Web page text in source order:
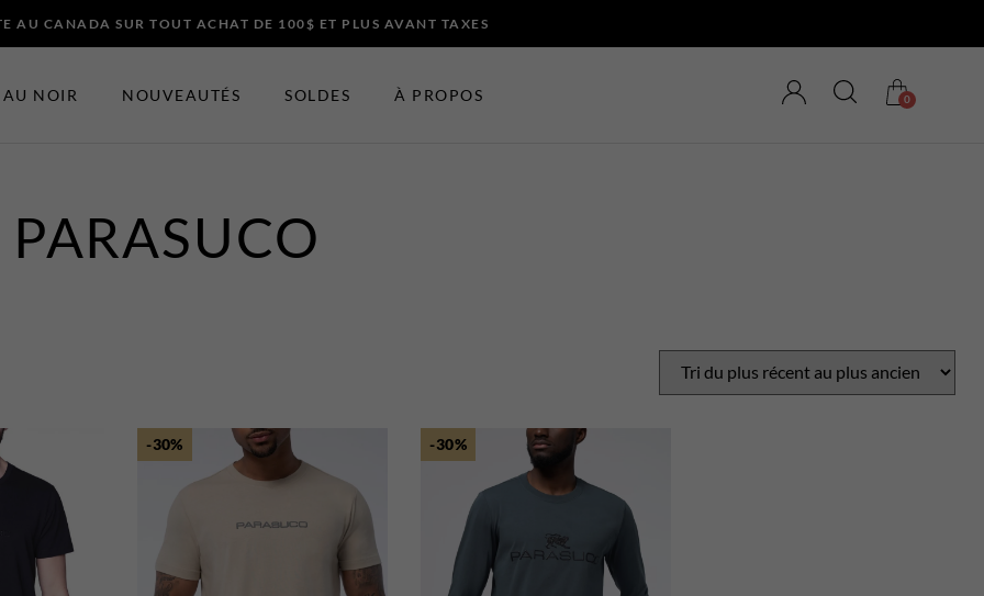
AU CANADA SUR TOUT ACHAT DE 100$ ET PLUS AVANT TAXES
ET ACCESSOIRES
Papillons
EN VEDETTE
AU NOIR NOUVEAUTÉS SOLDES À PROPOS 0
PARASUCO
-30% -30%